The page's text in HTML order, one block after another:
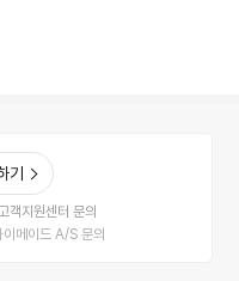
기
객지원센터 문의
메이드 A/S 문의